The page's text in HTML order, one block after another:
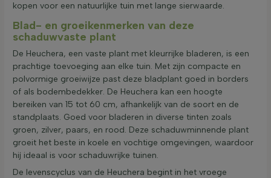
kopen voor een natuurlijke tuin met lange sierwaarde.
Blad- en groeikenmerken van deze
schaduwvaste plant
De Heuchera, een vaste plant met kleurrijke bladeren, is een
prachtige toevoeging aan elke tuin. Met zijn compacte en
polvormige groeiwijze past deze bladplant goed in borders
of als bodembedekker. De Heuchera kan een hoogte
bereiken van 15 tot 60 cm, afhankelijk van de soort en de
standplaats. Goed voor bladeren in diverse tinten zoals
groen, zilver, paars, en rood. Deze schaduwminnende plant
groeit het beste in koele en vochtige omgevingen, waardoor
hij ideaal is voor schaduwrijke tuinen.
De levenscyclus van de Heuchera begint in het vroege